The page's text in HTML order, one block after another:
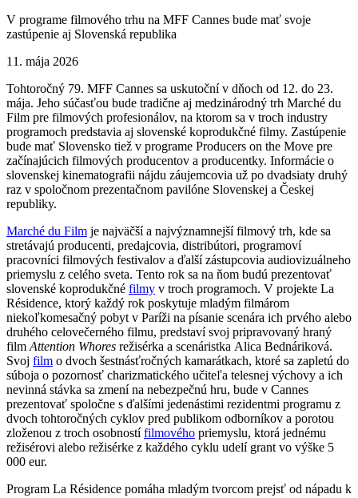
V programe filmového trhu na MFF Cannes bude mať svoje
zastúpenie aj Slovenská republika
11. mája 2026
Tohtoročný 79. MFF Cannes sa uskutoční v dňoch od 12. do 23.
mája. Jeho súčasťou bude tradične aj medzinárodný trh Marché du
Film pre filmových profesionálov, na ktorom sa v troch industry
programoch predstavia aj slovenské koprodukčné filmy. Zastúpenie
bude mať Slovensko tiež v programe Producers on the Move pre
začínajúcich filmových producentov a producentky. Informácie o
slovenskej kinematografii nájdu záujemcovia už po dvadsiaty druhý
raz v spoločnom prezentačnom pavilóne Slovenskej a Českej
republiky.
Marché du Film je najväčší a najvýznamnejší filmový trh, kde sa
stretávajú producenti, predajcovia, distribútori, programoví
pracovníci filmových festivalov a ďalší zástupcovia audiovizuálneho
priemyslu z celého sveta. Tento rok sa na ňom budú prezentovať
slovenské koprodukčné filmy v troch programoch. V projekte La
Résidence, ktorý každý rok poskytuje mladým filmárom
niekoľkomesačný pobyt v Paríži na písanie scenára ich prvého alebo
druhého celovečerného filmu, predstaví svoj pripravovaný hraný
film Attention Whores režisérka a scenáristka Alica Bednáriková.
Svoj film o dvoch šestnásťročných kamarátkach, ktoré sa zapletú do
súboja o pozornosť charizmatického učiteľa telesnej výchovy a ich
nevinná stávka sa zmení na nebezpečnú hru, bude v Cannes
prezentovať spoločne s ďalšími jedenástimi rezidentmi programu z
dvoch tohtoročných cyklov pred publikom odborníkov a porotou
zloženou z troch osobnostífilmového priemyslu, ktorá jednému
režisérovi alebo režisérke z každého cyklu udelí grant vo výške 5
000 eur.
Program La Résidence pomáha mladým tvorcom prejsť od nápadu k